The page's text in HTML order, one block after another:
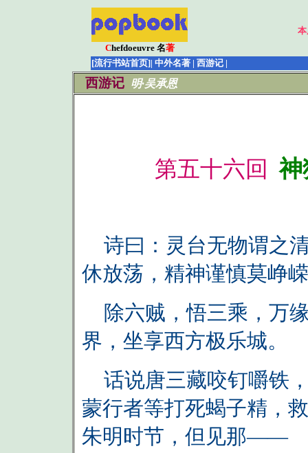
Chefdoeuvre 名著
[流行书站首页]| 中外名著 | 西游记 |
西游记 明·吴承恩
第五十六回 神
诗曰：灵台无物谓之
休放荡，精神谨慎莫峥
除六贼，悟三乘，万
界，坐享西方极乐城。
话说唐三藏咬钉嚼铁
蒙行者等打死蝎子精，
朱明时节，但见那——